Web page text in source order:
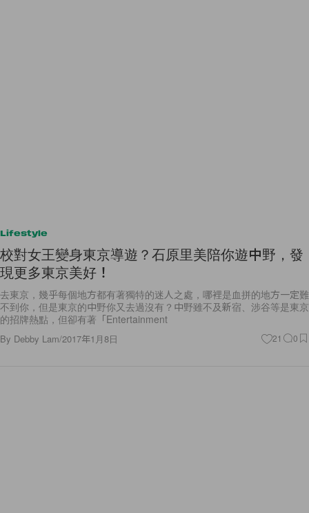
Lifestyle
校對女王變身東京導遊？石原里美陪你遊中野，發
現更多東京美好！
去東京，幾乎每個地方都有著獨特的迷人之處，哪裡是血拼的地方一定難
不到你，但是東京的中野你又去過沒有？中野雖不及新宿、涉谷等是東京
的招牌熱點，但卻有著「Entertainment
By Debby Lam/2017年1月8日 21 0